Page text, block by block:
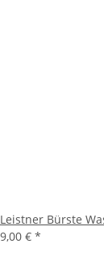
Leistner Bürste
9,00 € *